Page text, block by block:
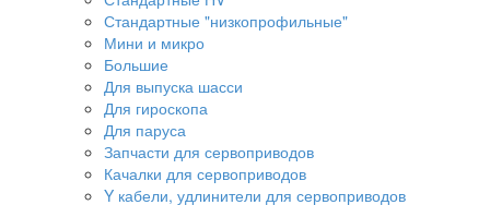
Стандартные "низкопрофильные"
Мини и микро
Большие
Для выпуска шасси
Для гироскопа
Для паруса
Запчасти для сервоприводов
Качалки для сервоприводов
Y кабели, удлинители для сервоприводов